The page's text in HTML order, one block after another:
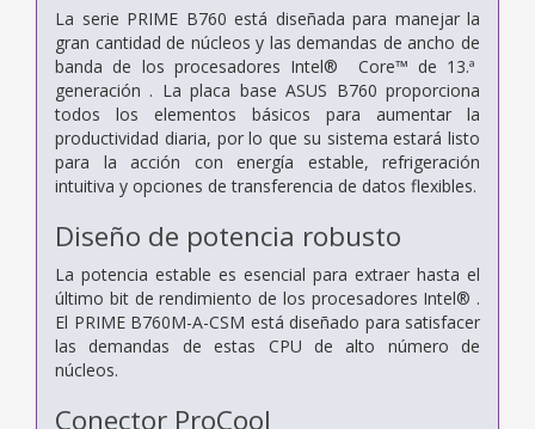
La serie PRIME B760 está diseñada para manejar la
gran cantidad de núcleos y las demandas de ancho de
banda de los procesadores Intel® Core™ de 13.ª
generación . La placa base ASUS B760 proporciona
todos los elementos básicos para aumentar la
productividad diaria, por lo que su sistema estará listo
para la acción con energía estable, refrigeración
intuitiva y opciones de transferencia de datos flexibles.
Diseño de potencia robusto
La potencia estable es esencial para extraer hasta el
último bit de rendimiento de los procesadores Intel® .
El PRIME B760M-A-CSM está diseñado para satisfacer
las demandas de estas CPU de alto número de
núcleos.
Conector ProCool